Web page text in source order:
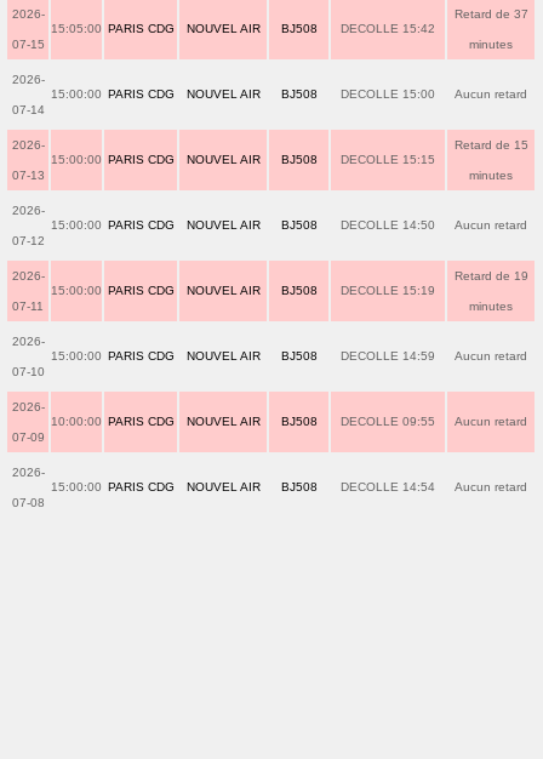
2026-
07-15
15:05:00 PARIS CDG NOUVEL AIR BJ508 DECOLLE 15:42
Retard de 37
minutes
2026-
07-14
15:00:00 PARIS CDG NOUVEL AIR BJ508 DECOLLE 15:00 Aucun retard
2026-
07-13
15:00:00 PARIS CDG NOUVEL AIR BJ508 DECOLLE 15:15
Retard de 15
minutes
2026-
07-12
15:00:00 PARIS CDG NOUVEL AIR BJ508 DECOLLE 14:50 Aucun retard
2026-
07-11
15:00:00 PARIS CDG NOUVEL AIR BJ508 DECOLLE 15:19
Retard de 19
minutes
2026-
07-10
15:00:00 PARIS CDG NOUVEL AIR BJ508 DECOLLE 14:59 Aucun retard
2026-
07-09
10:00:00 PARIS CDG NOUVEL AIR BJ508 DECOLLE 09:55 Aucun retard
2026-
07-08
15:00:00 PARIS CDG NOUVEL AIR BJ508 DECOLLE 14:54 Aucun retard